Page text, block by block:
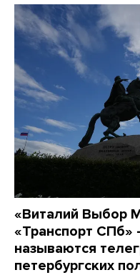
«Виталий Выбор
«Транспорт СПб»
называются
петербургских